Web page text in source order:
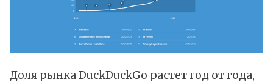
Доля рынка DuckDuckGo растет год от года,